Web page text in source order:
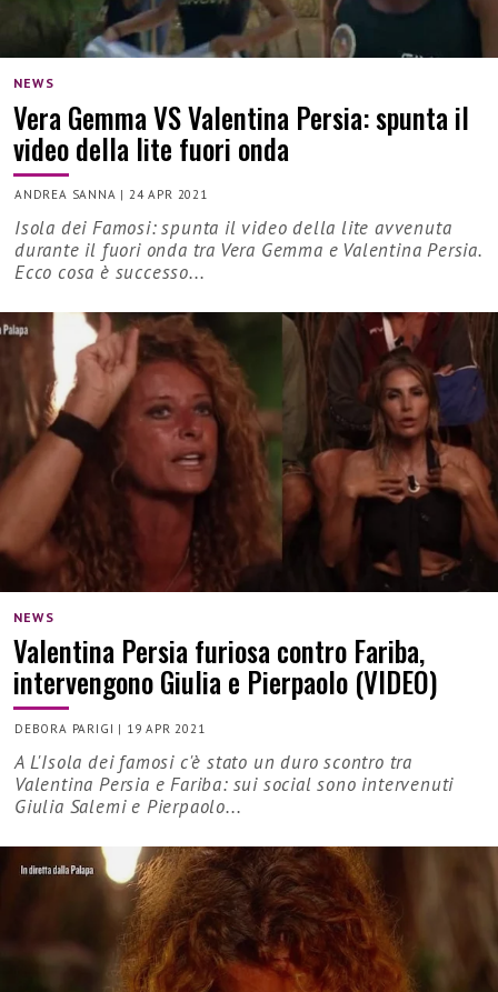
NEWS
Vera Gemma VS Valentina Persia: spunta il
video della lite fuori onda
ANDREA SANNA |24 APR 2021
Isola dei Famosi: spunta il video della lite avvenuta
durante il fuori onda tra Vera Gemma e Valentina Persia.
Ecco cosa è successo...
NEWS
Valentina Persia furiosa contro Fariba,
intervengono Giulia e Pierpaolo (VIDEO)
DEBORA PARIGI | 19 APR 2021
A L'Isola dei famosi c'è stato un duro scontro tra
Valentina Persia e Fariba: sui social sono intervenuti
Giulia Salemi e Pierpaolo...